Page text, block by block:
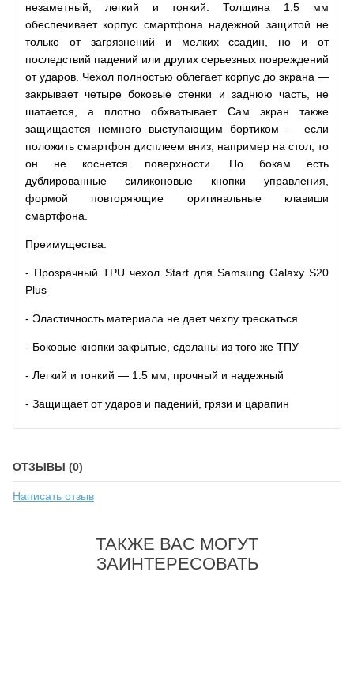
незаметный, легкий и тонкий. Толщина 1.5 мм
обеспечивает корпус смартфона надежной защитой не
только от загрязнений и мелких ссадин, но и от
последствий падений или других серьезных повреждений
от ударов. Чехол полностью облегает корпус до экрана —
закрывает четыре боковые стенки и заднюю часть, не
шатается, а плотно обхватывает. Сам экран также
защищается немного выступающим бортиком — если
положить смартфон дисплеем вниз, например на стол, то
он не коснется поверхности. По бокам есть
дублированные силиконовые кнопки управления,
формой повторяющие оригинальные клавиши
смартфона.
Преимущества:
- Прозрачный TPU чехол Start для Samsung Galaxy S20
Plus
- Эластичность материала не дает чехлу трескаться
- Боковые кнопки закрытые, сделаны из того же ТПУ
- Легкий и тонкий — 1.5 мм, прочный и надежный
- Защищает от ударов и падений, грязи и царапин
ОТЗЫВЫ (0)
Написать отзыв
ТАКЖЕ ВАС МОГУТ
ЗАИНТЕРЕСОВАТЬ